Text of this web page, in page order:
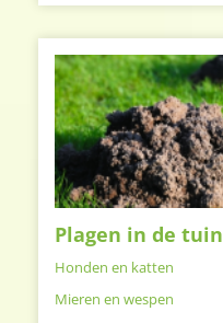
Plagen in de tuin
Honden en katten
Mieren en wespen